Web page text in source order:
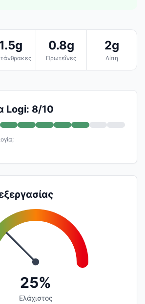
1.5g 0.8g
Πρωτεΐνες
2g
Λίπη
Logi: 8/10
25%
Ελάχιστος